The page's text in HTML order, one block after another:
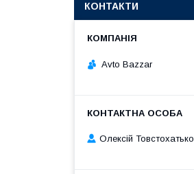
КОНТАКТИ
Avto Bazzar
Олексій Товстохатько